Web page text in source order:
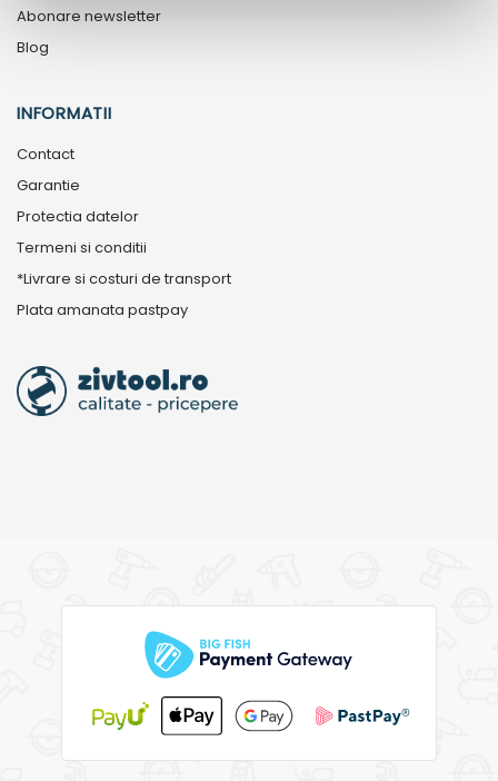
Abonare newsletter
Blog
INFORMATII
Contact
Garantie
Protectia datelor
Termeni si conditii
*Livrare si costuri de transport
Plata amanata pastpay